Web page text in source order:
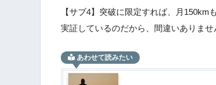
【サブ4】突破に限定すれば、月
実証しているのだから、間違いありませ
あわせて読みたい